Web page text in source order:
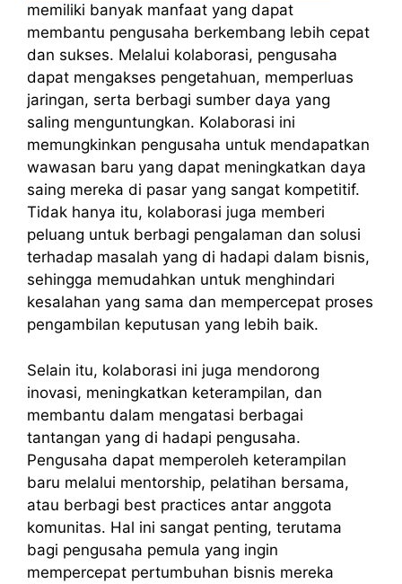
memiliki banyak manfaat yang dapat
membantu pengusaha berkembang lebih cepat
dan sukses. Melalui kolaborasi, pengusaha
dapat mengakses pengetahuan, memperluas
jaringan, serta berbagi sumber daya yang
saling menguntungkan. Kolaborasi ini
memungkinkan pengusaha untuk mendapatkan
wawasan baru yang dapat meningkatkan daya
saing mereka di pasar yang sangat kompetitif.
Tidak hanya itu, kolaborasi juga memberi
peluang untuk berbagi pengalaman dan solusi
terhadap masalah yang di hadapi dalam bisnis,
sehingga memudahkan untuk menghindari
kesalahan yang sama dan mempercepat proses
pengambilan keputusan yang lebih baik.
Selain itu, kolaborasi ini juga mendorong
inovasi, meningkatkan keterampilan, dan
membantu dalam mengatasi berbagai
tantangan yang di hadapi pengusaha.
Pengusaha dapat memperoleh keterampilan
baru melalui mentorship, pelatihan bersama,
atau berbagi best practices antar anggota
komunitas. Hal ini sangat penting, terutama
bagi pengusaha pemula yang ingin
mempercepat pertumbuhan bisnis mereka